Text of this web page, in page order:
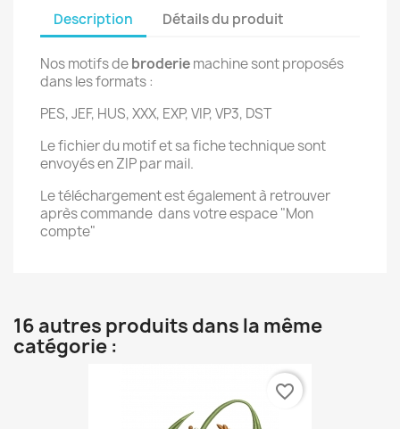
Description Détails du produit
Nos motifs debroderiemachine sont proposés
dans les formats :
PES, JEF, HUS, XXX, EXP, VIP, VP3, DST
Le fichier du motif et sa fiche technique sont
envoyés en ZIP par mail.
Le téléchargement est également à retrouver
après commande dans votre espace "Mon
compte"
16 autres produits dans la même
catégorie :
favorite_border